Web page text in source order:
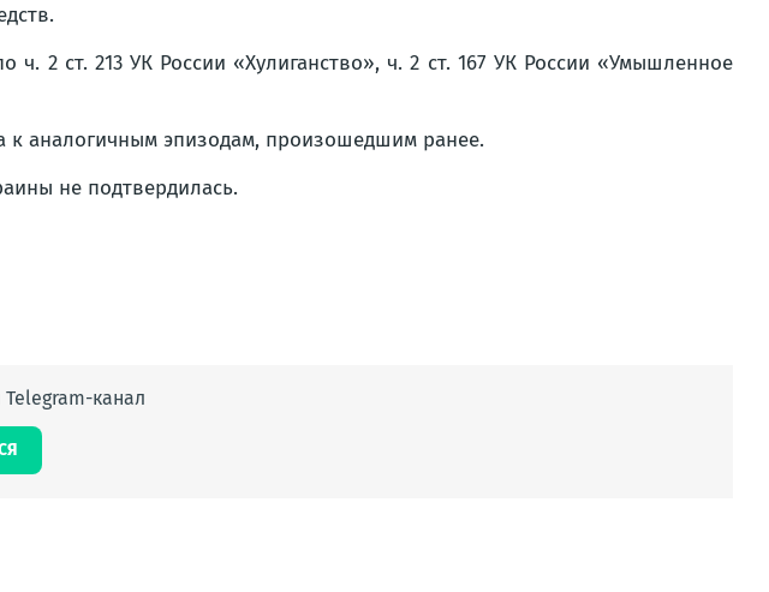
2 ст. 213 УК России «Хулиганство», ч. 2 ст. 167 УК России «Умышленное
к аналогичным эпизодам, произошедшим ранее.
не подтвердилась.
канал